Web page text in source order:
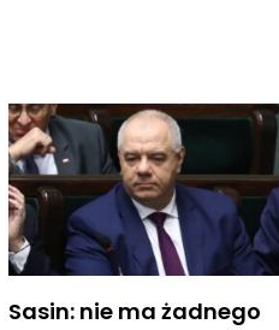
Sasin: nie ma żadnego